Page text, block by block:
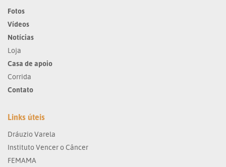
Fotos
Vídeos
Notícias
Loja
Casa de apoio
Corrida
Contato
Links úteis
Dráuzio Varela
Instituto Vencer o Câncer
FEMAMA